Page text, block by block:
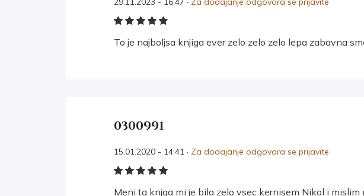
To je najboljsa knjiga ever zelo zelo zelo lepa zabavna
0300991
15.01.2020 - 14:41 · Za dodajanje odgovora se prijavite
Meni ta knjga mi je bila zelo vsec kernisem Nikol i mislim